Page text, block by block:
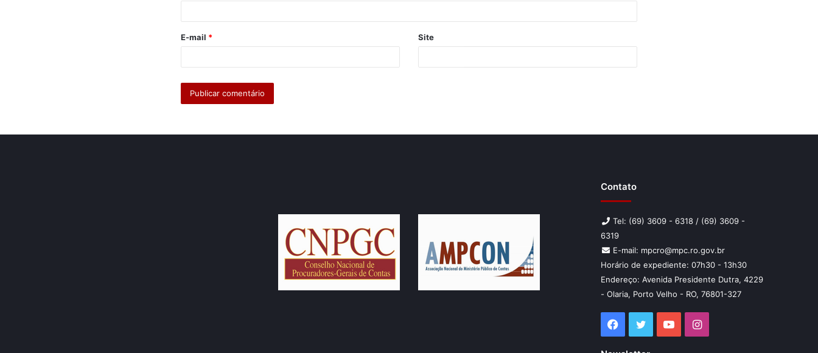
*
E-mail * Site
Contato
Tel: (69) 3609 - 6318 / (69) 3609 -
6319
E-mail: mpcro@mpc.ro.gov.br
Horário de expediente: 07h30 - 13h30
Endereço: Avenida Presidente Dutra, 4229
- Olaria, Porto Velho - RO, 76801-327
Facebook
TwitterYouTubeInstagram